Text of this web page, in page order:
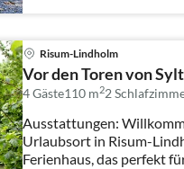
Risum-Lindholm
Vor den Toren von
4 Gäste110 m22
Ausstattungen:
Urlaubsort in Risum-
Ferienhaus, das perfekt